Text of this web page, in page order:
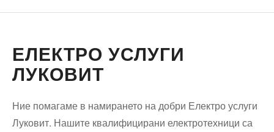
ЕЛЕКТРО УСЛУГИ
ЛУКОВИТ
Ние помагаме в намирането на добри Електро услуги
Луковит. Нашите квалифицирани електротехници са